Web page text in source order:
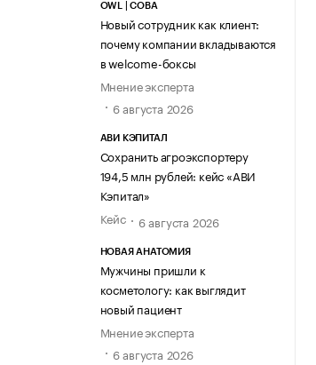
OWL | СОВА
Новый сотрудник как клиент:
почему компании вкладываются
в welcome-боксы
Мнение эксперта
6 августа 2026
АВИ КЭПИТАЛ
Сохранить агроэкспортеру
194,5 млн рублей: кейс «АВИ
Кэпитал»
Кейс
6 августа 2026
НОВАЯ АНАТОМИЯ
Мужчины пришли к
косметологу: как выглядит
новый пациент
Мнение эксперта
6 августа 2026